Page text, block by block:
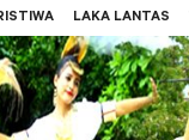
LAKA LANTAS